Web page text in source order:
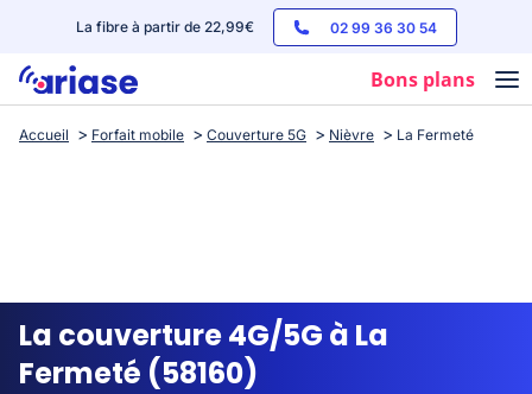
La fibre à partir de 22,99€ 02 99 36 30 54
Bons plans
Box internet
Streaming
Accueil Forfait mobile Couverture 5G Nièvre La Fermeté
La couverture 4G/5G à La
Fermeté (58160)